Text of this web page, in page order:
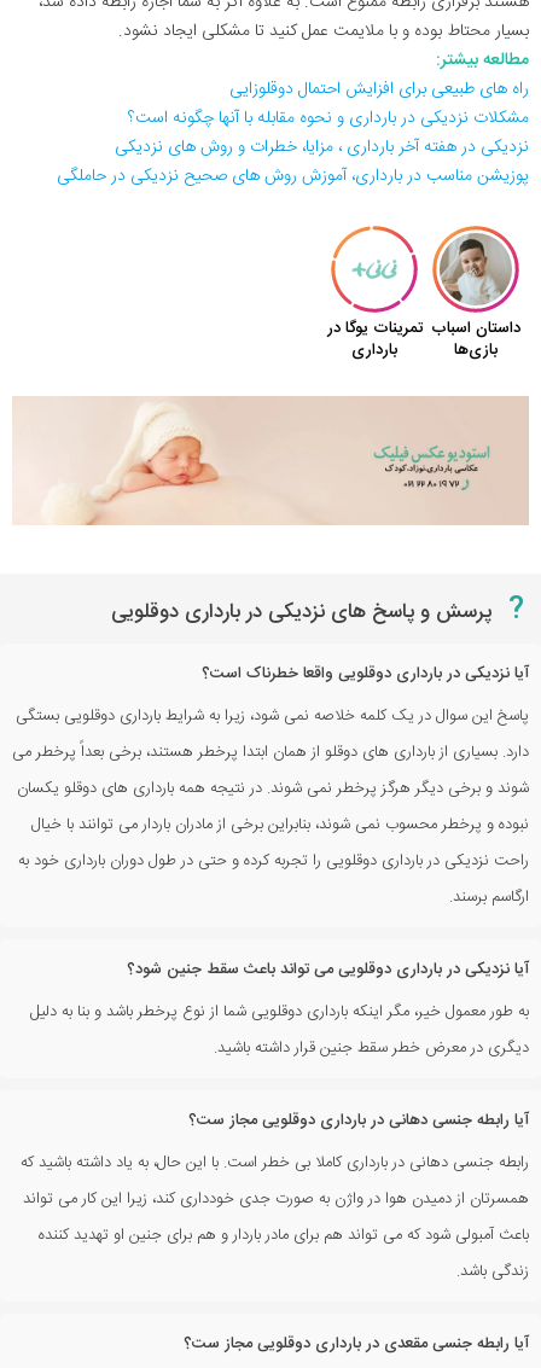
بسیار محتاط بوده و با ملایمت عمل کنید تا مشکلی ایجاد نشود.
مطالعه بیشتر:
راه های طبیعی برای افزایش احتمال دوقلوزایی
مشکلات نزدیکی در بارداری و نحوه مقابله با آنها چگونه است؟
نزدیکی در هفته آخر بارداری ، مزایا، خطرات و روش های نزدیکی
پوزیشن مناسب در بارداری، آموزش روش های صحیح نزدیکی در حاملگی
? پرسش و پاسخ های نزدیکی در بارداری دوقلویی
آیا نزدیکی در بارداری دوقلویی واقعا خطرناک است؟
پاسخ این سوال در یک کلمه خلاصه نمی شود، زیرا به شرایط بارداری دوقلویی بستگی
دارد. بسیاری از بارداری های دوقلو از همان ابتدا پرخطر هستند، برخی بعداً پرخطر می
شوند و برخی دیگر هرگز پرخطر نمی شوند. در نتیجه همه بارداری های دوقلو یکسان
نبوده و پرخطر محسوب نمی شوند، بنابراین برخی از مادران باردار می توانند با خیال
راحت نزدیکی در بارداری دوقلویی را تجربه کرده و حتی در طول دوران بارداری خود به
ارگاسم برسند.
آیا نزدیکی در بارداری دوقلویی می تواند باعث سقط جنین شود؟
به طور معمول خیر، مگر اینکه بارداری دوقلویی شما از نوع پرخطر باشد و بنا به دلیل
دیگری در معرض خطر سقط جنین قرار داشته باشید.
آیا رابطه جنسی دهانی در بارداری دوقلویی مجاز ست؟
رابطه جنسی دهانی در بارداری کاملا بی خطر است. با این حال، به یاد داشته باشید که
همسرتان از دمیدن هوا در واژن به صورت جدی خودداری کند، زیرا این کار می تواند
باعث آمبولی شود که می تواند هم برای مادر باردار و هم برای جنین او تهدید کننده
زندگی باشد.
آیا رابطه جنسی مقعدی در بارداری دوقلویی مجاز ست؟